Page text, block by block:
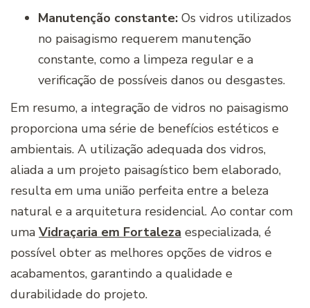
Manutenção constante: Os vidros utilizados
no paisagismo requerem manutenção
constante, como a limpeza regular e a
verificação de possíveis danos ou desgastes.
Em resumo, a integração de vidros no paisagismo
proporciona uma série de benefícios estéticos e
ambientais. A utilização adequada dos vidros,
aliada a um projeto paisagístico bem elaborado,
resulta em uma união perfeita entre a beleza
natural e a arquitetura residencial. Ao contar com
uma Vidraçaria em Fortaleza especializada, é
possível obter as melhores opções de vidros e
acabamentos, garantindo a qualidade e
durabilidade do projeto.